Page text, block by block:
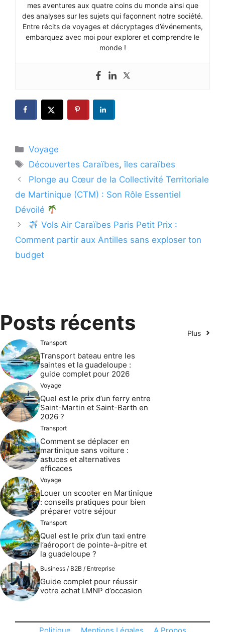
mes aventures aux quatre coins du monde ainsi que
des analyses sur les sujets qui façonnent notre société.
Entre récits de voyages et décryptages d’événements,
embarquez avec moi pour explorer et comprendre le
monde !
Catégories
Voyage
Étiquettes
Découvertes Caraïbes,îles caraïbes
Plonge au Cœur de la Collectivité Territoriale
de Martinique (CTM) : Son Rôle Essentiel
Dévoilé
Vols Air Caraïbes Paris Petit Prix :
Comment partir aux Antilles sans exploser ton
budget
Posts récents Plus
Transport
Transport bateau entre les
saintes et la guadeloupe :
guide complet pour 2026
Voyage
Quel est le prix d’un ferry entre
Saint-Martin et Saint-Barth en
2026 ?
Transport
Comment se déplacer en
martinique sans voiture :
astuces et alternatives
efficaces
Voyage
Louer un scooter en Martinique
: conseils pratiques pour bien
préparer votre séjour
Transport
Quel est le prix d’un taxi entre
l’aéroport de pointe-à-pitre et
la guadeloupe ?
Business / B2B / Entreprise
Guide complet pour réussir
votre achat LMNP d’occasion